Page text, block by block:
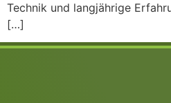
Technik und langjährige
[…]